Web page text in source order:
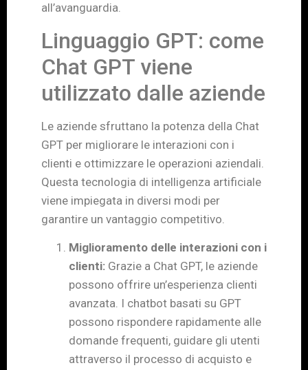
all’avanguardia.
Linguaggio GPT: come
Chat GPT viene
utilizzato dalle aziende
Le aziende sfruttano la potenza della Chat
GPT per migliorare le interazioni con i
clienti e ottimizzare le operazioni aziendali.
Questa tecnologia di intelligenza artificiale
viene impiegata in diversi modi per
garantire un vantaggio competitivo.
Miglioramento delle interazioni con i
clienti: Grazie a Chat GPT, le aziende
possono offrire un’esperienza clienti
avanzata. I chatbot basati su GPT
possono rispondere rapidamente alle
domande frequenti, guidare gli utenti
attraverso il processo di acquisto e